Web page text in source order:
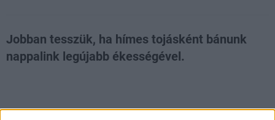
Jobban tesszük, ha hímes tojásként bánunk
nappalink legújabb ékességével.
A Nintendo legújabb konzoljával kapcsolatos hírek